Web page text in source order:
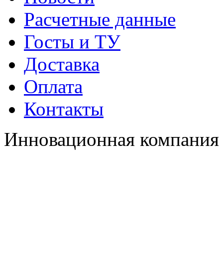
Расчетные данные
Госты и ТУ
Доставка
Оплата
Контакты
Инновационная